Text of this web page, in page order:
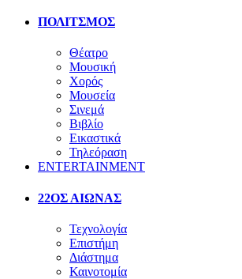
ΠΟΛΙΤΣΜΟΣ
Θέατρο
Μουσική
Χορός
Μουσεία
Σινεμά
Βιβλίο
Εικαστικά
Τηλεόραση
ENTERTAINMENT
22ΟΣ ΑΙΩΝΑΣ
Τεχνολογία
Επιστήμη
Διάστημα
Καινοτομία